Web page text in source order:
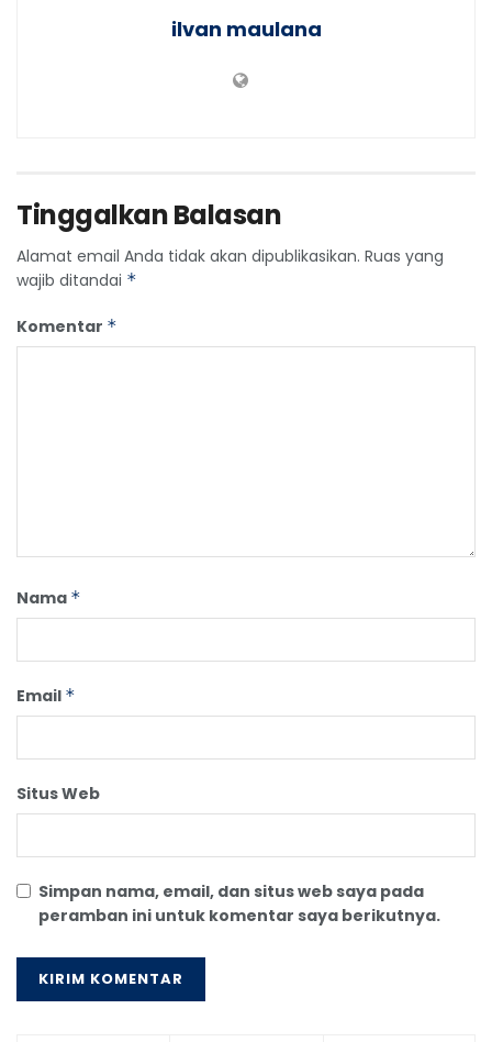
ilvan maulana
Tinggalkan Balasan
Alamat email Anda tidak akan dipublikasikan. Ruas yang
wajib ditandai *
Komentar *
Nama *
Email *
Situs Web
Simpan nama, email, dan situs web saya pada
peramban ini untuk komentar saya berikutnya.